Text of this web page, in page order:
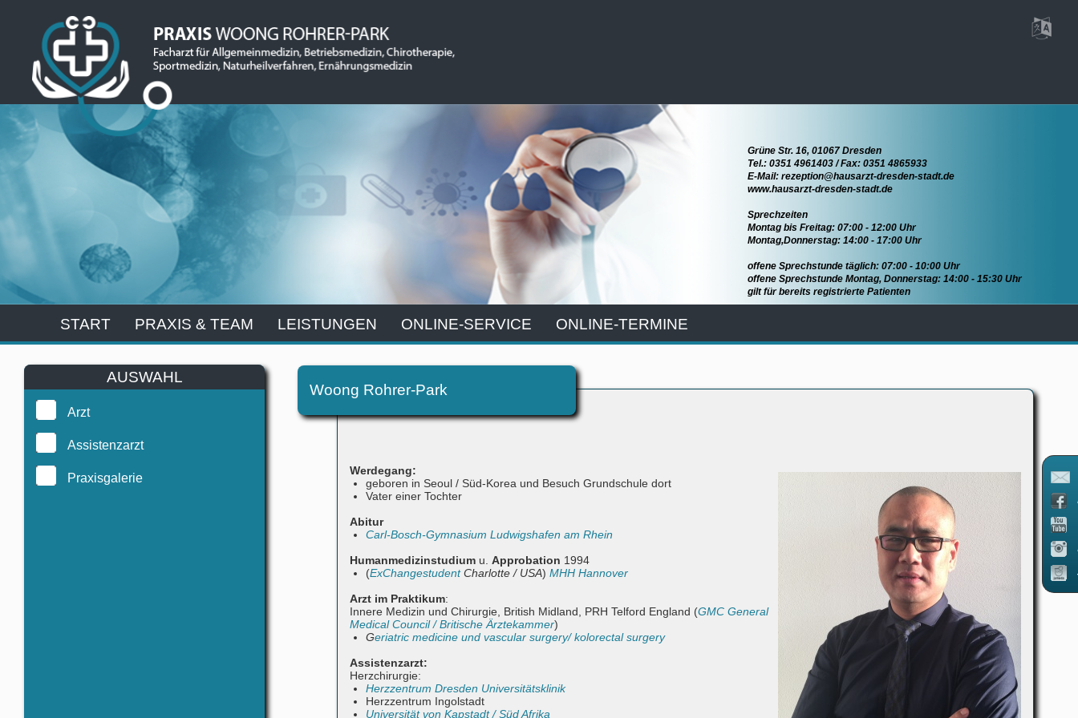
Grüne Str. 16, 01067 Dresden
Tel.: 0351 4961403 / Fax: 0351 4865933
E-Mail: rezeption@hausarzt-dresden-stadt.de
www.hausarzt-dresden-stadt.de
Sprechzeiten
Montag bis Freitag: 07:00 - 12:00 Uhr
Montag,Donnerstag: 14:00 - 17:00 Uhr
offene Sprechstunde täglich: 07:00 - 10:00 Uhr
offene Sprechstunde Montag, Donnerstag: 14:00 - 15:30 Uhr
gilt für bereits registrierte Patienten
START PRAXIS & TEAM LEISTUNGEN ONLINE-SERVICE ONLINE-TERMINE
AUSWAHL
Arzt
Assistenzarzt
Praxisgalerie
Woong Rohrer-Park
Werdegang:
geboren in Seoul / Süd-Korea und Besuch Grundschule dort
Vater einer Tochter
Abitur
Carl-Bosch-Gymnasium Ludwigshafen am Rhein
Humanmedizinstudium u. Approbation 1994
(ExChangestudentCharlotte / USA) MHH Hannover
Arzt im Praktikum:
Innere Medizin und Chirurgie, British Midland, PRH Telford England (GMC General
Medical Council / Britische Ärztekammer)
Geriatric medicine und vascular surgery/ kolorectal surgery
Assistenzarzt:
Herzchirurgie:
Herzzentrum Dresden Universitätsklinik
Herzzentrum Ingolstadt
Universität von Kapstadt / Süd Afrika